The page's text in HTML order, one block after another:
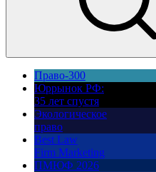
Право-300
Юррынок РФ:
35 лет спустя
Экологическое
право
Best Law
Firm Marketing
ПМЮФ 2026